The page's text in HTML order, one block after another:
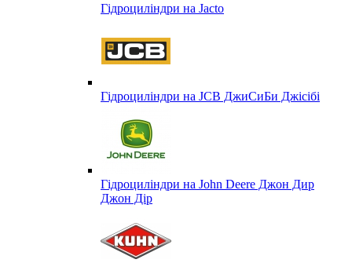
Гідроциліндри на Jacto
Гідроциліндри на JCB ДжиСиБи Джісібі
Гідроциліндри на John Deere Джон Дир
Джон Дір